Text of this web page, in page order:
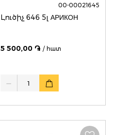
00-00021645
Լուծիչ 646 5լ АРИКОН
5 500,00 ֏ / հատ